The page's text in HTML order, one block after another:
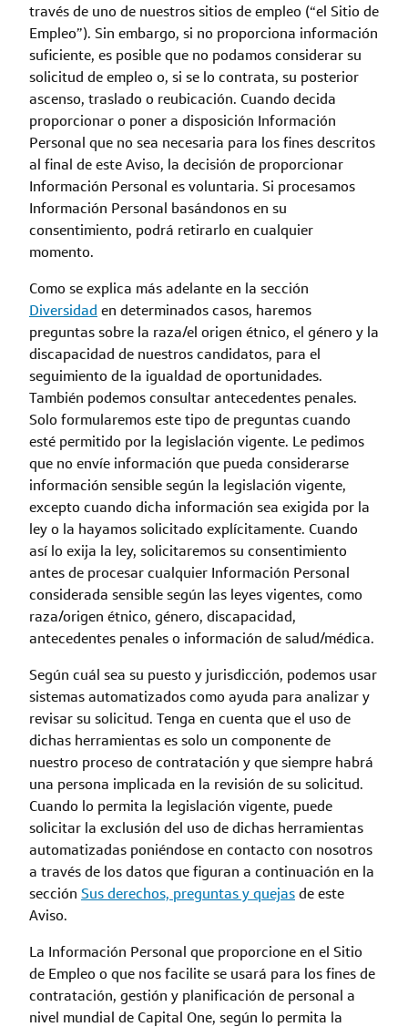
través de uno de nuestros sitios de empleo (“el Sitio de
Empleo”). Sin embargo, si no proporciona información
suficiente, es posible que no podamos considerar su
solicitud de empleo o, si se lo contrata, su posterior
ascenso, traslado o reubicación. Cuando decida
proporcionar o poner a disposición Información
Personal que no sea necesaria para los fines descritos
al final de este Aviso, la decisión de proporcionar
Información Personal es voluntaria. Si procesamos
Información Personal basándonos en su
consentimiento, podrá retirarlo en cualquier
momento.
Como se explica más adelante en la sección
Diversidad en determinados casos, haremos
preguntas sobre la raza/el origen étnico, el género y la
discapacidad de nuestros candidatos, para el
seguimiento de la igualdad de oportunidades.
También podemos consultar antecedentes penales.
Solo formularemos este tipo de preguntas cuando
esté permitido por la legislación vigente. Le pedimos
que no envíe información que pueda considerarse
información sensible según la legislación vigente,
excepto cuando dicha información sea exigida por la
ley o la hayamos solicitado explícitamente. Cuando
así lo exija la ley, solicitaremos su consentimiento
antes de procesar cualquier Información Personal
considerada sensible según las leyes vigentes, como
raza/origen étnico, género, discapacidad,
antecedentes penales o información de salud/médica.
Según cuál sea su puesto y jurisdicción, podemos usar
sistemas automatizados como ayuda para analizar y
revisar su solicitud. Tenga en cuenta que el uso de
dichas herramientas es solo un componente de
nuestro proceso de contratación y que siempre habrá
una persona implicada en la revisión de su solicitud.
Cuando lo permita la legislación vigente, puede
solicitar la exclusión del uso de dichas herramientas
automatizadas poniéndose en contacto con nosotros
a través de los datos que figuran a continuación en la
sección Sus derechos, preguntas y quejasde este
Aviso.
La Información Personal que proporcione en el Sitio
de Empleo o que nos facilite se usará para los fines de
contratación, gestión y planificación de personal a
nivel mundial de Capital One, según lo permita la